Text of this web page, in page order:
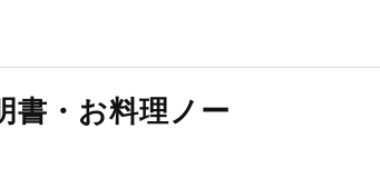
書・お料理ノー